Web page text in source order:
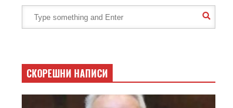
СКОРЕШНИ НАПИСИ